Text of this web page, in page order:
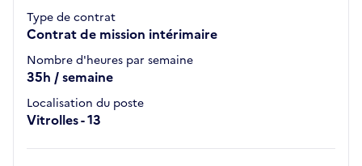
Type de contrat
Contrat de mission intérimaire
Nombre d'heures par semaine
35h / semaine
Localisation du poste
Vitrolles - 13